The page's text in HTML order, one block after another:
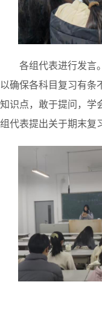
各组代表进行发言。
以确保各科目 复习有条
知识点， 敢于提问 ， 学
组代表提出关于期末复